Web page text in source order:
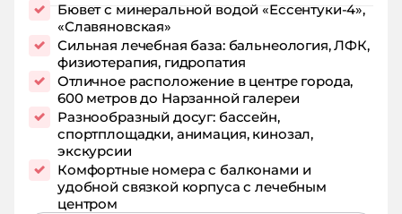
Бювет с минеральной водой «Ессентуки-4»,
«Славяновская»
Сильная лечебная база: бальнеология, ЛФК,
физиотерапия, гидропатия
Отличное расположение в центре города,
600 метров до Нарзанной галереи
Разнообразный досуг: бассейн,
спортплощадки, анимация, кинозал,
экскурсии
Комфортные номера с балконами и
удобной связкой корпуса с лечебным
центром